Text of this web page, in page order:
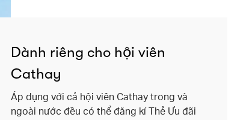
Dành riêng cho hội viên
Cathay
Áp dụng với cả hội viên Cathay trong và
ngoài nước đều có thể đăng kí Thẻ Ưu đãi